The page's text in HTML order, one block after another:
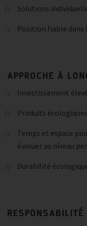
Solutions
Position fiable dans
APPROCHE À
Investissement
Produits écologiques
Temps et espace
évoluer au niveau
Durabilité
RESPONSABILITÉ